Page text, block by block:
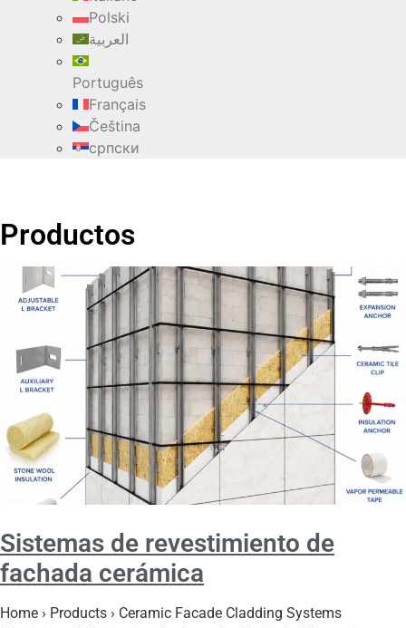
Polski
العربية
Português
Français
Čeština
српски
Productos
Sistemas de revestimiento de
fachada cerámica
Home › Products › Ceramic Facade Cladding Systems